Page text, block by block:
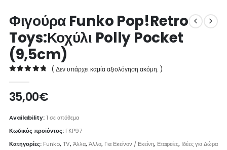
Φιγούρα Funko Pop!Retro
Toys:Κοχύλι Polly Pocket
(9,5cm)
( Δεν υπάρχει καμία αξιολόγηση ακόμη. )
35,00€
Availability: 1 σε απόθεμα
Κωδικός προϊόντος: FKP97
Κατηγορίες: Funko,TV,Άλλα,Άλλα, Για Εκείνον / Εκείνη, Εταιρείες, Ιδέες για Δώρα